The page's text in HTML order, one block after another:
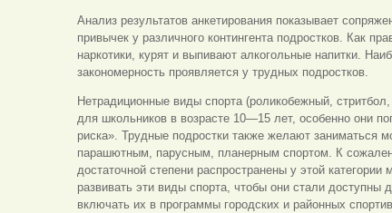
Анализ результатов анкетирования показывает
привычек у различного контингента подростков. Как
наркотики, курят и выпивают алкогольные напитки.
закономерность проявляется у трудных подростков.
Нетрадиционные виды спорта (роликобежный,
для школьников в возрасте 10—15 лет, особенно они
риска». Трудные подростки также желают заниматься
парашютным, парусным, планерным спортом. К
достаточной степени распространены у этой
развивать эти виды спорта, чтобы они стали доступны
включать их в программы городских и районных